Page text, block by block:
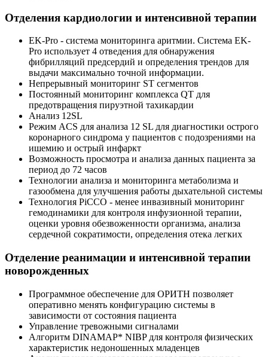
Отделения кардиологии и интенсивной терапии
EK-Pro - система мониторинга аритмии. Система EK-
Pro использует 4 отведения для обнаружения
фибрилляций предсердий и определения трендов для
выдачи максимально точной информации.
Непрерывный мониторинг ST сегментов
Постоянный мониторинг комплекса QT для
предотвращения пируэтной тахикардии
Анализ 12SL
Режим ACS для анализа 12 SL для диагностики острого
коронарного синдрома у пациентов с подозрениями на
ишемию и острый инфаркт
Возможность просмотра и анализа данных пациента за
период до 72 часов
Технологии анализа и мониторинга метаболизма и
газообмена для улучшения работы дыхательной системы
Технология PiCCO - менее инвазивный мониторинг
гемодинамики для контроля инфузионной терапии,
оценки уровня обезвоженности организма, анализа
сердечной сократимости, определения отека легких
Отделение реанимации и интенсивной терапии
новорожденных
Программное обеспечение для ОРИТН позволяет
оперативно менять конфигурацию системы в
зависимости от состояния пациента
Управление тревожными сигналами
Алгоритм DINAMAP* NIBP для контроля физических
характеристик недоношенных младенцев